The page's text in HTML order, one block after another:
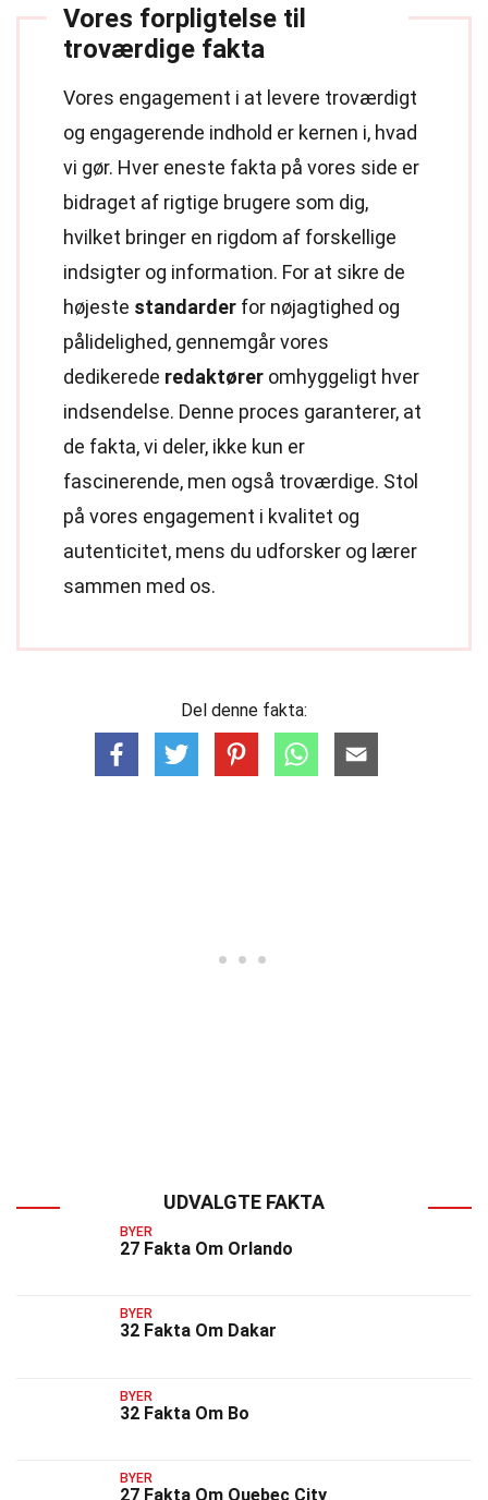
Vores forpligtelse til
troværdige fakta
Vores engagement i at levere troværdigt
og engagerende indhold er kernen i, hvad
vi gør. Hver eneste fakta på vores side er
bidraget af rigtige brugere som dig,
hvilket bringer en rigdom af forskellige
indsigter og information. For at sikre de
højeste standarder for nøjagtighed og
pålidelighed, gennemgår vores
dedikerede redaktører omhyggeligt hver
indsendelse. Denne proces garanterer, at
de fakta, vi deler, ikke kun er
fascinerende, men også troværdige. Stol
på vores engagement i kvalitet og
autenticitet, mens du udforsker og lærer
sammen med os.
Del denne fakta:
UDVALGTE FAKTA
BYER
27 Fakta Om Orlando
BYER
32 Fakta Om Dakar
BYER
32 Fakta Om Bo
BYER
27 Fakta Om Quebec City